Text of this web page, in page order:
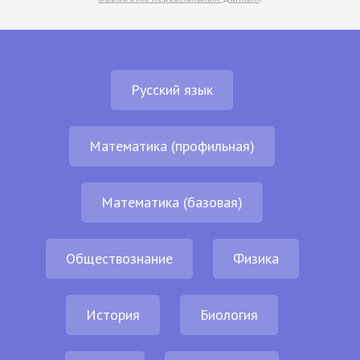
Русский язык
Математика (профильная)
Математика (базовая)
Обществознание Физика
История Биология